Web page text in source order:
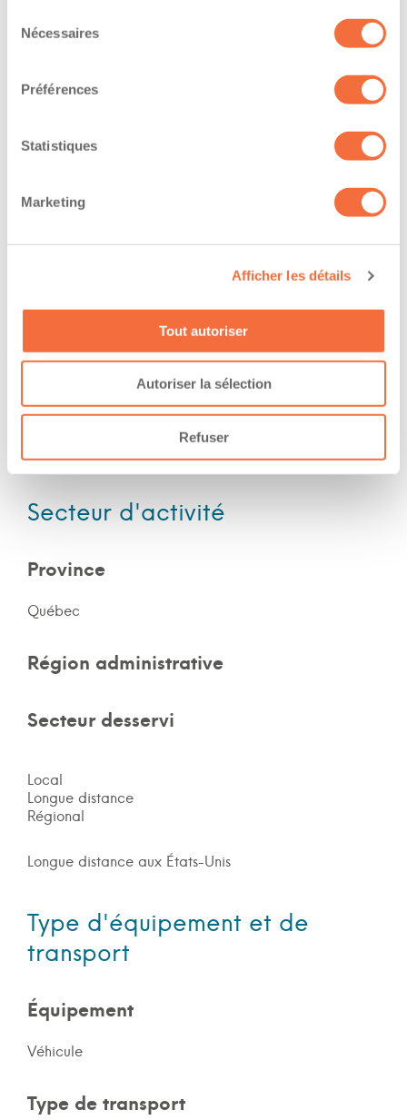
Nécessaires
Préférences
Statistiques
Marketing
Afficher les détails
Tout autoriser
Autoriser la sélection
Refuser
province:
The owner-operator has the ability to
work at/during :
Nuit
Expérience
Secteur d'activité
Province
Québec
Région administrative
Secteur desservi
Local
Longue distance
Régional
Longue distance aux États-Unis
Type d'équipement et de
transport
Équipement
Véhicule
Type de transport